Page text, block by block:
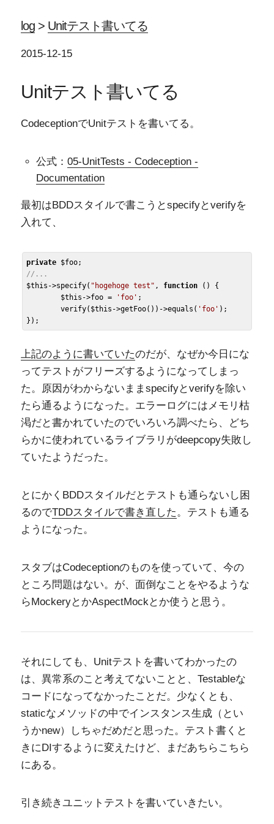
log> Unitテスト書いてる
2015-12-15
Unitテスト書いてる
CodeceptionでUnitテストを書いてる。
公式：05-UnitTests - Codeception -
Documentation
最初はBDDスタイルで書こうとspecifyとverifyを
入れて、
private $foo
//...
$this ->specify( "hogehoge test" , function ()
{
$this ->foo = 'foo' ;
	verify(
$this ->getFoo())->equals( 'foo' );
上記のように書いていたのだが、なぜか今日にな
ってテストがフリーズするようになってしまっ
た。原因がわからないままspecifyとverifyを除い
たら通るようになった。エラーログにはメモリ枯
渇だと書かれていたのでいろいろ調べたら、どち
らかに使われているライブラリがdeepcopy失敗し
ていたようだった。
とにかくBDDスタイルだとテストも通らないし困
るのでTDDスタイルで書き直した。テストも通る
ようになった。
スタブはCodeceptionのものを使っていて、今の
ところ問題はない。が、面倒なことをやるような
らMockeryとかAspectMockとか使うと思う。
それにしても、Unitテストを書いてわかったの
は、異常系のこと考えてないことと、Testableな
コードになってなかったことだ。少なくとも、
staticなメソッドの中でインスタンス生成（とい
うかnew）しちゃだめだと思った。テスト書くと
きにDIするように変えたけど、まだあちらこちら
にある。
引き続きユニットテストを書いていきたい。